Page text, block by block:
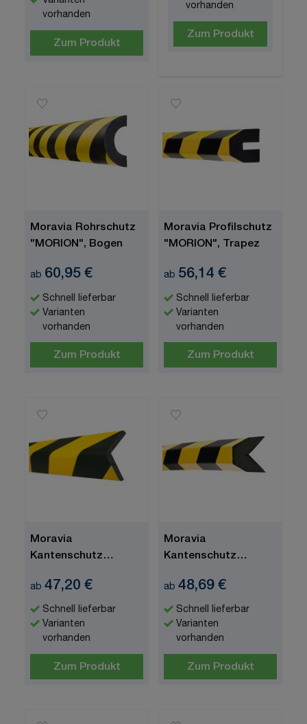
vorhanden
Zum Produkt
vorhanden
Zum Produkt
Moravia Rohrschutz
"MORION", Bogen
ab 60,95 €
Schnell lieferbar
Varianten
vorhanden
Zum Produkt
Moravia Profilschutz
"MORION", Trapez
ab 56,14 €
Schnell lieferbar
Varianten
vorhanden
Zum Produkt
Moravia
Kantenschutz
gelb/schwarz
ab 47,20 €
Schnell lieferbar
Varianten
vorhanden
Zum Produkt
Moravia
Kantenschutz
gelb/schwarz,
1000x40x20
ab 48,69 €
Schnell lieferbar
Varianten
vorhanden
Zum Produkt